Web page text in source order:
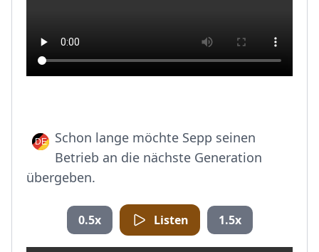
Schon lange möchte Sepp seinen
Betrieb an die nächste Generation
übergeben.
0.5x Listen 1.5x